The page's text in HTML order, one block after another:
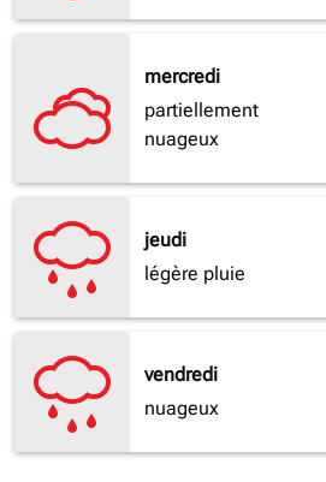
mercredi
partiellement
nuageux
jeudi
légère pluie
vendredi
nuageux